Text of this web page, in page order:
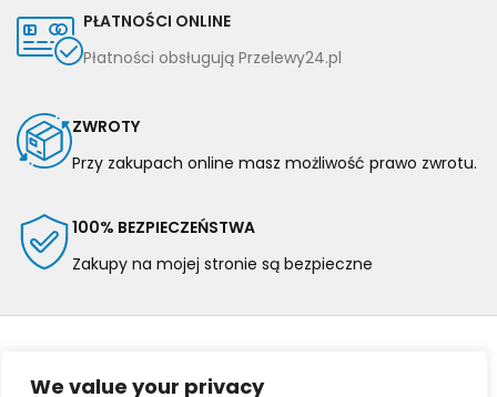
We value your privacy
PŁATNOŚCI ONLINE
Płatności obsługują Przelewy24.pl
ZWROTY
Przy zakupach online masz możliwość prawo zwrotu.
100% BEZPIECZEŃSTWA
Zakupy na mojej stronie są bezpieczne